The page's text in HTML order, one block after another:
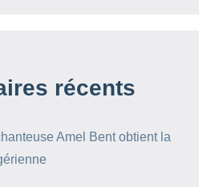
récents
Amel Bent obtient la